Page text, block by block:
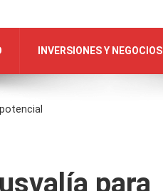
INVERSIONES Y NEGOCIOS
para